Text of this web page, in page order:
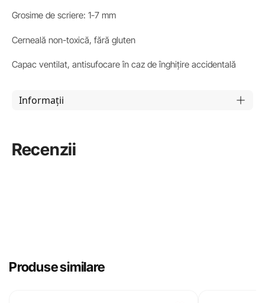
Grosime de scriere: 1-7 mm
Cerneală non-toxică, fără gluten
Capac ventilat, antisufocare în caz de înghițire accidentală
Informații
Recenzii
Produse similare